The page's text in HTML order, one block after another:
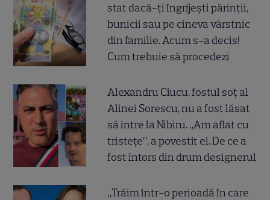
stat dacă-ți îngrijești părinții,
bunicii sau pe cineva vârstnic
din familie. Acum s-a decis!
Cum trebuie să procedezi
Alexandru Ciucu, fostul soț al
Alinei Sorescu, nu a fost lăsat
să intre la Nibiru. „Am aflat cu
tristețe”, a povestit el. De ce a
fost întors din drum designerul
„Trăim într-o perioadă în care